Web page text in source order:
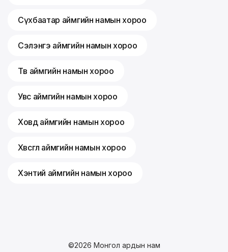
Сүхбаатар аймгийн намын хороо
Сэлэнгэ аймгийн намын хороо
Төв аймгийн намын хороо
Увс аймгийн намын хороо
Ховд аймгийн намын хороо
Хөвсгөл аймгийн намын хороо
Хэнтий аймгийн намын хороо
©2026 Монгол ардын нам